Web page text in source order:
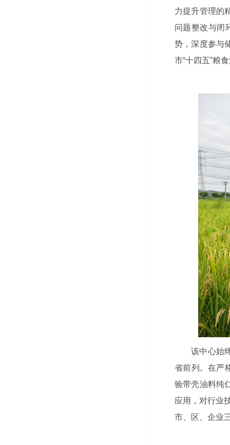
力提升管理的
问题整改与闭
势，深度参与
市“十四五”粮
该中心始
省前列。在严
验带壳油料纯
应用，对行业
市、区、企业